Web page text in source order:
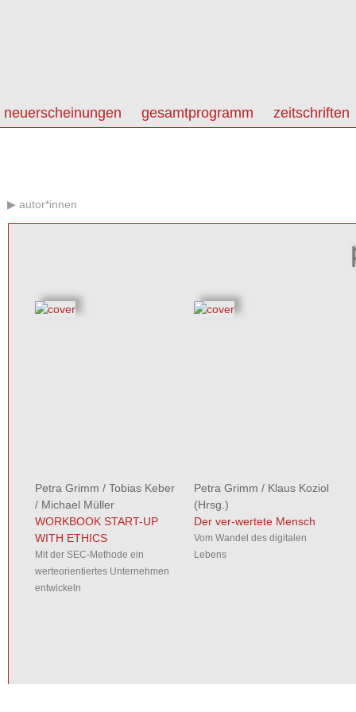
neuerscheinungen gesamtprogramm zeitschriften
autor*innen
Petra Grimm / Tobias Keber
/ Michael Müller
WORKBOOK START-UP
WITH ETHICS
Mit der SEC-Methode ein
werteorientiertes Unternehmen
entwickeln
Petra Grimm / Klaus Koziol
(Hrsg.)
Der ver-wertete Mensch
Vom Wandel des digitalen
Lebens